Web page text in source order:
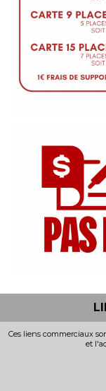
Ces liens commerciaux
et